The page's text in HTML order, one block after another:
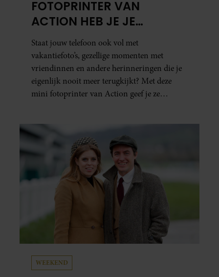
FOTOPRINTER VAN
ACTION HEB JE JE
FAVORIETE FOTO’S BINNEN
ÉÉN MINUUT IN HANDEN
Staat jouw telefoon ook vol met
vakantiefoto’s, gezellige momenten met
vriendinnen en andere herinneringen die je
eigenlijk nooit meer terugkijkt? Met deze
mini fotoprinter van Action geef je ze
al in handen.
WEEKEND